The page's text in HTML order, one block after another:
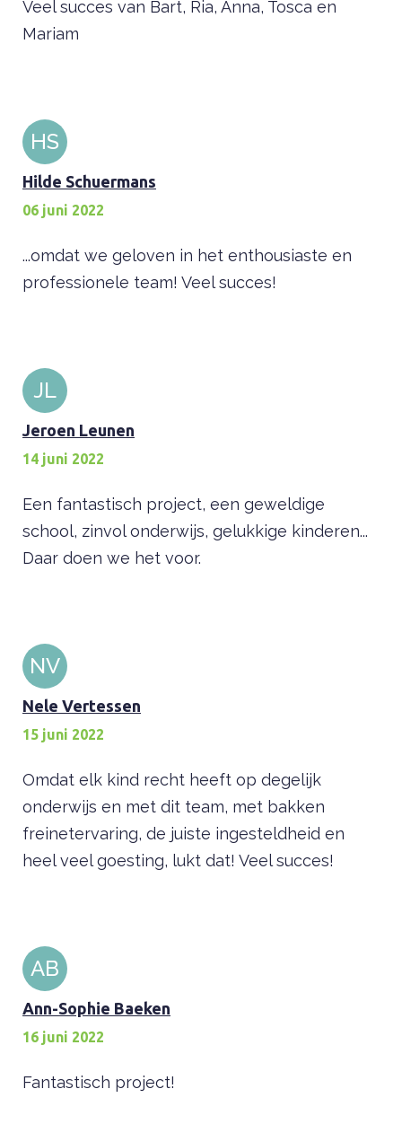
Veel succes van Bart, Ria, Anna, Tosca en
Mariam
HS
Hilde Schuermans
06 juni 2022
...omdat we geloven in het enthousiaste en
professionele team! Veel succes!
JL
Jeroen Leunen
14 juni 2022
Een fantastisch project, een geweldige
school, zinvol onderwijs, gelukkige kinderen...
Daar doen we het voor.
NV
Nele Vertessen
15 juni 2022
Omdat elk kind recht heeft op degelijk
onderwijs en met dit team, met bakken
freinetervaring, de juiste ingesteldheid en
heel veel goesting, lukt dat! Veel succes!
AB
Ann-Sophie Baeken
16 juni 2022
Fantastisch project!